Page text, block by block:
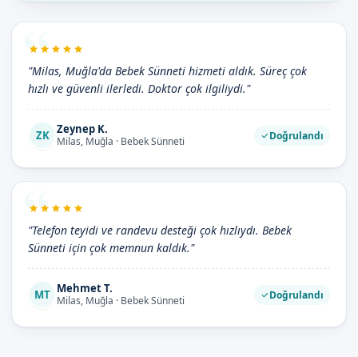
"Milas, Muğla'da Bebek Sünneti hizmeti aldık. Süreç çok
hızlı ve güvenli ilerledi. Doktor çok ilgiliydi."
ZK Zeynep K.
Milas, Muğla · Bebek Sünneti Doğrulandı
"Telefon teyidi ve randevu desteği çok hızlıydı. Bebek
Sünneti için çok memnun kaldık."
MT Mehmet T.
Milas, Muğla · Bebek Sünneti Doğrulandı